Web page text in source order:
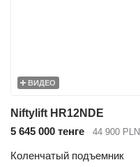
ВИДЕО
Niftylift HR12NDE
5 645 000 тенге
44 900 PLN
Коленчатый подъемник